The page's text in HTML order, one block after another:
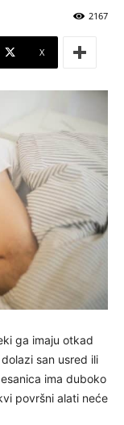
2167
X
ga imaju otkad
san usred ili
ima duboko
površni alati neće